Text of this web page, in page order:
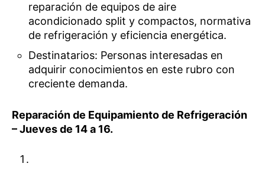
reparación de equipos de aire
acondicionado split y compactos, normativa
de refrigeración y eficiencia energética.
Destinatarios: Personas interesadas en
adquirir conocimientos en este rubro con
creciente demanda.
Reparación de Equipamiento de Refrigeración
– Jueves de 14 a 16.